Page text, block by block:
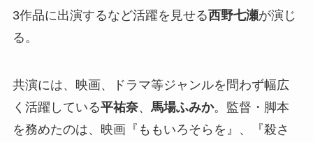
3作品に出演するなど活躍を見せる西野七瀬が演じ
る。
共演には、映画、ドラマ等ジャンルを問わず幅広
く活躍している平祐奈、 馬場ふみか。監督・脚本
を務めたのは、映画『ももいろそらを』、『殺さ